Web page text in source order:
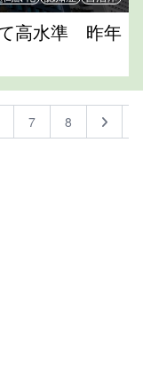
高水準 昨年
7 8